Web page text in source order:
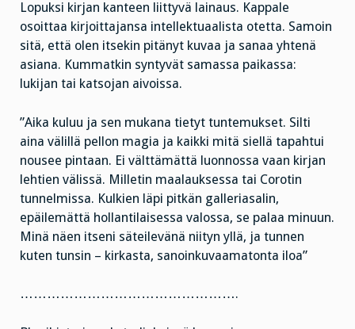
Lopuksi kirjan kanteen liittyvä lainaus. Kappale
osoittaa kirjoittajansa intellektuaalista otetta. Samoin
sitä, että olen itsekin pitänyt kuvaa ja sanaa yhtenä
asiana. Kummatkin syntyvät samassa paikassa:
lukijan tai katsojan aivoissa.
”Aika kuluu ja sen mukana tietyt tuntemukset. Silti
aina välillä pellon magia ja kaikki mitä siellä tapahtui
nousee pintaan. Ei välttämättä luonnossa vaan kirjan
lehtien välissä. Milletin maalauksessa tai Corotin
tunnelmissa. Kulkien läpi pitkän galleriasalin,
epäilemättä hollantilaisessa valossa, se palaa minuun.
Minä näen itseni säteilevänä niityn yllä, ja tunnen
kuten tunsin – kirkasta, sanoinkuvaamatonta iloa”
………………………………………….